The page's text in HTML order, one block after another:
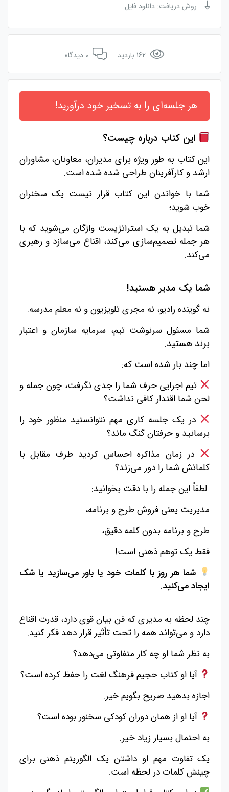
روش دریافت: دانلود فایل
هر جلسه‌ای را به تسخیر خود درآورید!
این کتاب درباره چیست؟
این کتاب به طور ویژه برای مدیران، معاونان، مشاوران
ارشد و کارآفرینان طراحی شده شده است.
شما با خواندن این کتاب قرار نیست یک سخنران
خوب شوید؛
شما تبدیل به یک استراتژیست واژگان می‌شوید که با
هر جمله تصمیم‌سازی می‌کند، اقناع می‌سازد و رهبری
می‌کند.
شما یک مدیر هستید!
نه گوینده رادیو، نه مجری تلویزیون و نه معلم مدرسه.
شما مسئول سرنوشت تیم، سرمایه سازمان و اعتبار
برند هستید.
اما چند بار شده است که:
تیم اجرایی حرف شما را جدی نگرفت، چون جمله و
لحن شما اقتدار کافی نداشت؟
در یک جلسه کاری مهم نتوانستید منظور خود را
برسانید و حرفتان گنگ ماند؟
در زمان مذاکره احساس کردید طرف مقابل با
کلماتش شما را دور می‌زند؟
لطفاً این جمله را با دقت بخوانید:
مدیریت یعنی فروش طرح و برنامه،
طرح و برنامه بدون کلمه دقیق،
فقط یک توهم ذهنی است!
شما هر روز با کلمات خود یا باور می‌سازید یا شک
ایجاد می‌کنید.
چند لحظه به مدیری که فن بیان قوی دارد، قدرت اقناع
دارد و می‌تواند همه را تحت تأثیر قرار دهد فکر کنید.
به نظر شما او چه کار متفاوتی می‌دهد؟
آیا او کتاب حجیم فرهنگ لغت را حفظ کرده است؟
اجازه بدهید صریح بگویم خیر.
آیا او از همان دوران کودکی سخنور بوده است؟
به احتمال بسیار زیاد خیر.
یک تفاوت مهم او داشتن یک الگوریتم ذهنی برای
چینش کلمات در لحظه است.